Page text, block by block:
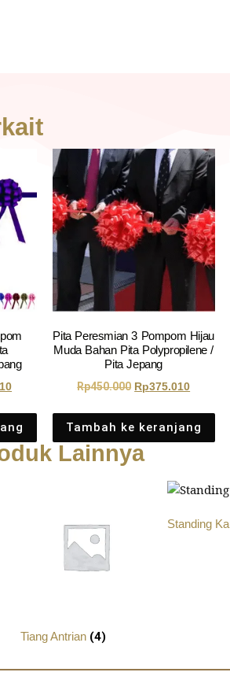
Pita Peresmian 3 Pompom Hijau
Muda Bahan Pita Polypropilene /
Pita Jepang
Rp450.000 Rp375.010
Tambah ke keranjang
Lainnya
Tiang Antrian (4)
Standing